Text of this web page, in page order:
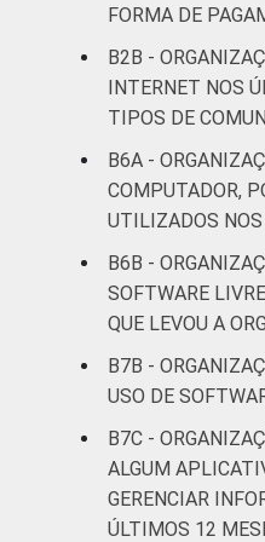
e
meio
Fonte: CGI.br/
Estudos para o
Sociedade da
Pesquisa sobre o
FORMA DE
B2B -
INTERNET NOS
TIPOS DE
B6A -
COMPUTADOR,
UTILIZADOS
B6B -
SOFTWARE
QUE LEVOU A
B7B -
USO DE
B7C -
ALGUM
GERENCIAR
ÚLTIMOS 12